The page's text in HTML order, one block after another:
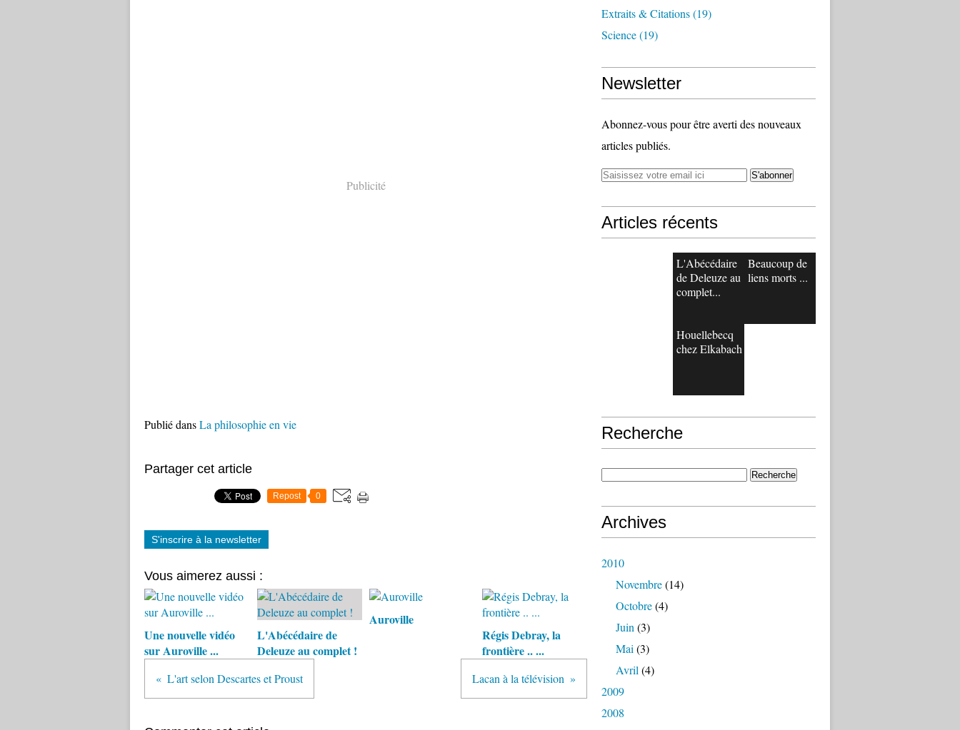
Publicité
Publié dansLa philosophie en vie
Partager cet article
Repost 0
S'inscrire à la newsletter
Vous aimerez aussi :
Une nouvelle vidéo
sur Auroville ...
L'Abécédaire de
Deleuze au complet !
Auroville
Régis Debray, la
frontière .. ...
L'art selon Descartes et Proust Lacan à la télévision
Extraits & Citations(19)
Science(19)
Newsletter
Abonnez-vous pour être averti des nouveaux
articles publiés.
Articles récents
L'Abécédaire
de Deleuze au
complet...
Beaucoup de
liens morts ...
Houellebecq
chez Elkabach
Recherche
Archives
2010
Novembre(14)
Octobre(4)
Juin (3)
Mai (3)
Avril (4)
2009
2008